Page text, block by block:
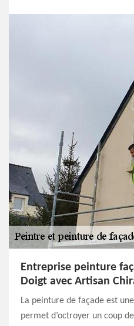
Entreprise peinture
Doigt avec Artisan
La peinture de façade est
permet d’octroyer un coup